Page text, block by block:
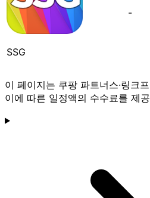
SSG
-
이 페이지는 쿠팡 파트너스·링크
이에 따른 일정액의 수수료를 제